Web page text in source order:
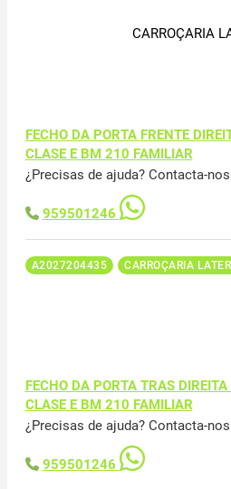
CARROÇARIA
FECHO DA PORTA FRENTE
CLASE E BM 210 FAMILIAR
¿Precisas de ajuda? Contacta-
959501246
A2027204435 CARROÇARIA
FECHO DA PORTA TRAS
CLASE E BM 210 FAMILIAR
¿Precisas de ajuda? Contacta-
959501246